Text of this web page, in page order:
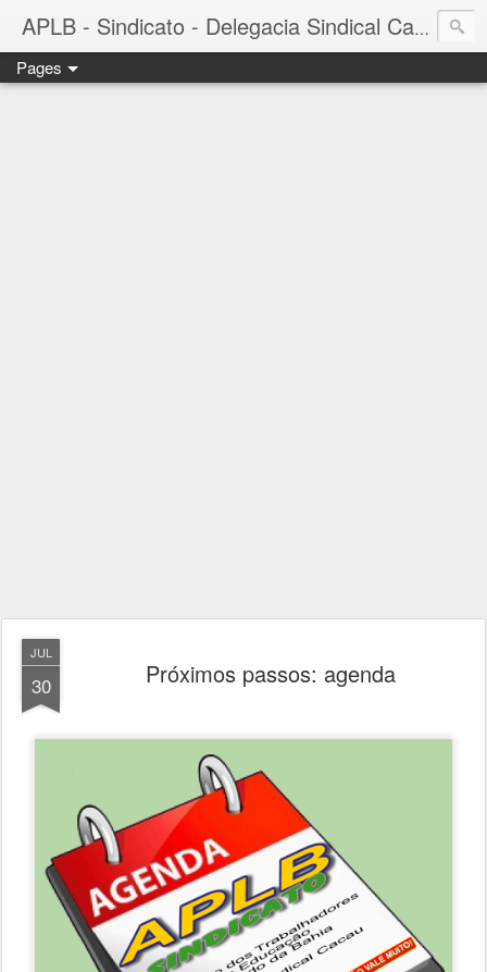
APLB - Sindicato - Delegacia Sindical Cacau Sul - Camacã-BA
Pages
JUL
30 Próximos passos: agenda